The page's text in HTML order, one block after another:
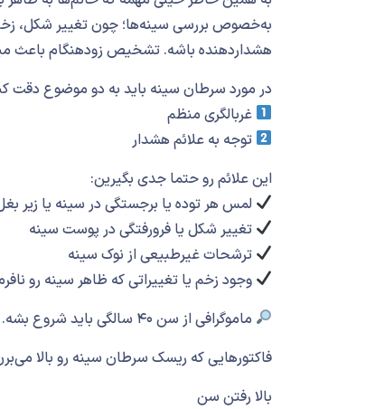
به‌خصوص بررسی سینه‌ها؛ چون تغییر شکل،
هشداردهنده باشه. تشخیص زودهنگام باعث
در مورد سرطان سینه باید به دو موضوع دقت
غربالگری منظم
توجه به علائم هشدار
این علائم رو حتما جدی بگیرین:
لمس هر توده یا برجستگی در سینه یا زیر
تغییر شکل یا فرورفتگی در پوست سینه
ترشحات غیرطبیعی از نوک سینه
وجود زخم یا تغییراتی که ظاهر سینه رو
ماموگرافی از سن ۴۰ سالگی باید شروع بشه.
فاکتورهایی که ریسک سرطان سینه رو بالا
بالا رفتن سن